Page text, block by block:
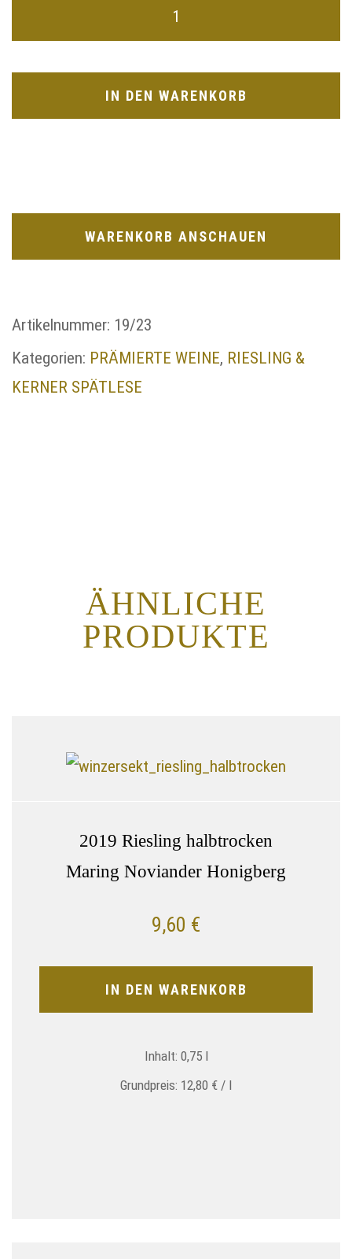
IN DEN WARENKORB
WARENKORB ANSCHAUEN
Artikelnummer: 19/23
Kategorien: PRÄMIERTE WEINE, RIESLING &
KERNER SPÄTLESE
ÄHNLICHE
PRODUKTE
2019 Riesling halbtrocken
Maring Noviander Honigberg
9,60 €
IN DEN WARENKORB
Inhalt: 0,75 l
Grundpreis: 12,80 € / l